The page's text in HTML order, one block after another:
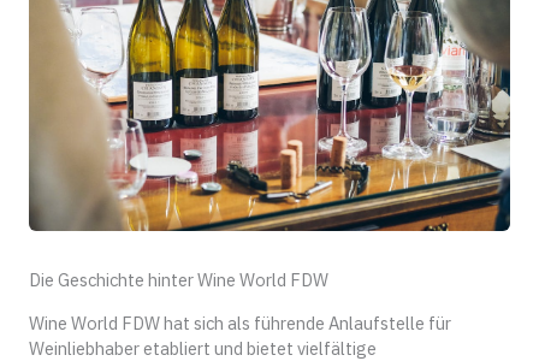
Die Geschichte hinter Wine World FDW
Wine World FDW hat sich als führende Anlaufstelle für
Weinliebhaber etabliert und bietet vielfältige